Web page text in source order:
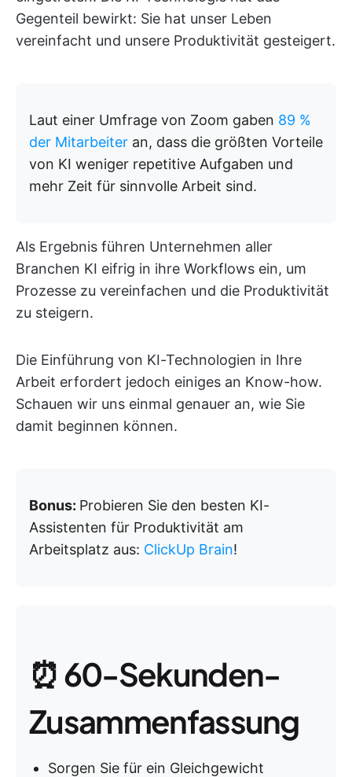
Gegenteil bewirkt: Sie hat unser Leben
vereinfacht und unsere Produktivität gesteigert.
Laut einer Umfrage von Zoom gaben 89 %
der Mitarbeiter an, dass die größten Vorteile
von KI weniger repetitive Aufgaben und
mehr Zeit für sinnvolle Arbeit sind.
Als Ergebnis führen Unternehmen aller
Branchen KI eifrig in ihre Workflows ein, um
Prozesse zu vereinfachen und die Produktivität
zu steigern.
Die Einführung von KI-Technologien in Ihre
Arbeit erfordert jedoch einiges an Know-how.
Schauen wir uns einmal genauer an, wie Sie
damit beginnen können.
Bonus: Probieren Sie den besten KI-
Assistenten für Produktivität am
Arbeitsplatz aus: ClickUp Brain!
⏰ 60-Sekunden-
Zusammenfassung
Sorgen Sie für ein Gleichgewicht